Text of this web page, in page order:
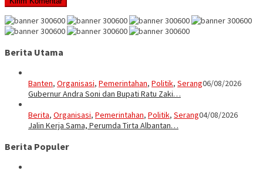
Berita Utama
Banten, Organisasi, Pemerintahan, Politik, Serang06/08/2026
Gubernur Andra Soni dan Bupati Ratu Zaki…
Berita, Organisasi, Pemerintahan, Politik, Serang04/08/2026
Jalin Kerja Sama, Perumda Tirta Albantan…
Berita Populer